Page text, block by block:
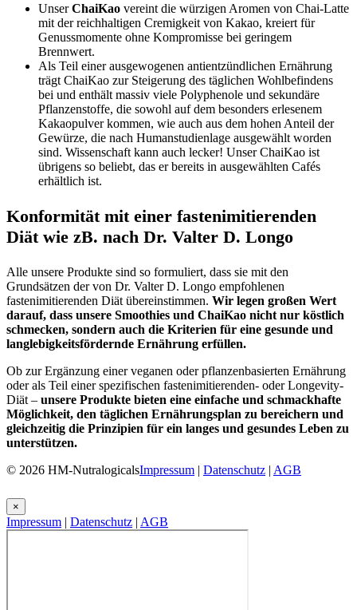
UnserChaiKao vereint die würzigen Aromen von Chai-Latte
mit der reichhaltigen Cremigkeit von Kakao, kreiert für
Genussmomente ohne Kompromisse bei geringem
Brennwert.
Als Teil einer ausgewogenen antientzündlichen Ernährung
trägt ChaiKao zur Steigerung des täglichen Wohlbefindens
bei und enthält massiv viele Polyphenole und sekundäre
Pflanzenstoffe, die sowohl auf dem besonders erlesenem
Kakaopulver kommen, wie auch aus dem hohen Anteil der
Gewürze, die nach Humanstudienlage ausgewählt worden
sind. Wissenschaft kann auch lecker! Unser ChaiKao ist
übrigens so beliebt, das er bereits in ausgewählten Cafés
erhältlich ist.
Konformität mit einer fastenimitierenden
Diät wie zB. nach Dr. Valter D. Longo
Alle unsere Produkte sind so formuliert, dass sie mit den
Grundsätzen der von Dr. Valter D. Longo empfohlenen
fastenimitierenden Diät übereinstimmen. Wir legen großen Wert
darauf, dass unsere Smoothies und ChaiKao nicht nur köstlich
schmecken, sondern auch die Kriterien für eine gesunde und
langlebigkeitsfördernde Ernährung erfüllen.
Ob zur Ergänzung einer veganen oder pflanzenbasierten Ernährung
oder als Teil einer spezifischen fastenimitierenden- oder Longevity-
Diät – unsere Produkte bieten eine einfache und schmackhafte
Möglichkeit, den täglichen Ernährungsplan zu bereichern und
gleichzeitig die Prinzipien für ein langes und gesundes Leben zu
unterstützen.
© 2026 HM-NutralogicalsImpressum | Datenschutz | AGB
×
Impressum | Datenschutz | AGB